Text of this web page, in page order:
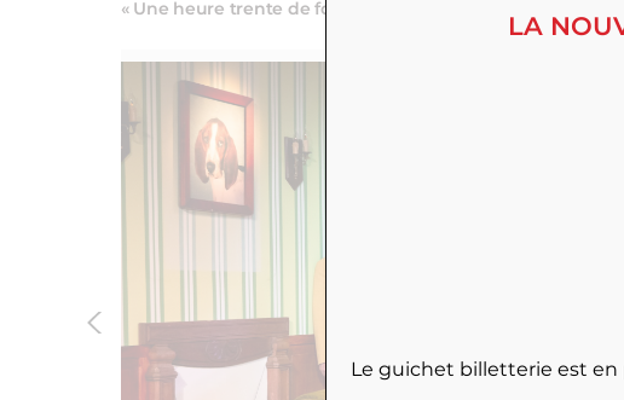
« Une heure trente de fous rires »
LA
Le guichet billetterie est